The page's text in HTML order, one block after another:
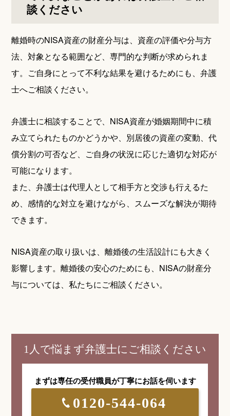
談ください
離婚時のNISA資産の財産分与は、資産の評価や分与方
法、対象となる範囲など、専門的な判断が求められま
す。ご自身にとって不利な結果を避けるためにも、弁護
士へご相談ください。
弁護士に相談することで、NISA資産が婚姻期間中に積
み立てられたものかどうかや、別居後の資産の変動、代
償分割の可否など、ご自身の状況に応じた適切な対応が
可能になります。
また、弁護士は代理人として相手方と交渉も行えるた
め、感情的な対立を避けながら、スムーズな解決が期待
できます。
NISA資産の取り扱いは、離婚後の生活設計にも大きく
影響します。離婚後の安心のためにも、NISAの財産分
与については、私たちにご相談ください。
1人で悩まず弁護士にご相談ください
まずは専任の受付職員が丁寧にお話を伺います
0120-544-064